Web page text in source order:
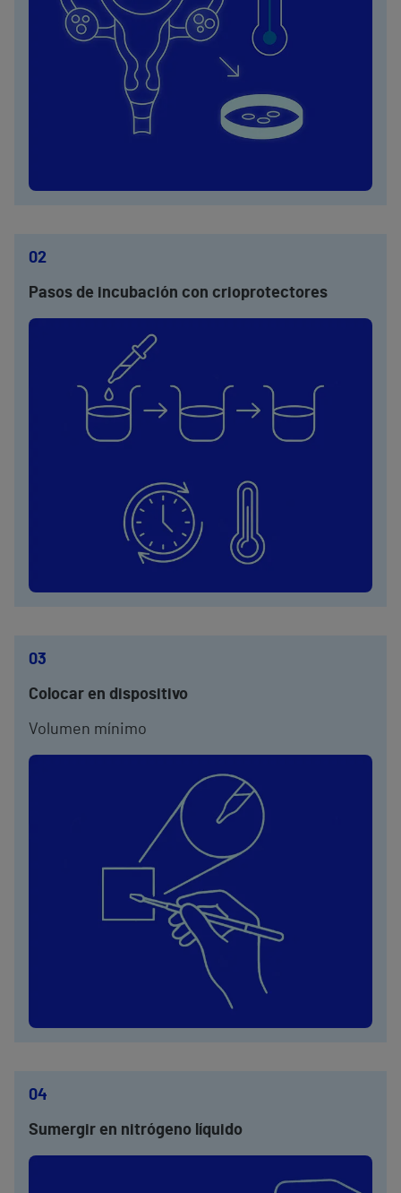
02
Pasos de incubación con crioprotectores
03
Colocar en dispositivo
Volumen mínimo
04
Sumergir en nitrógeno líquido